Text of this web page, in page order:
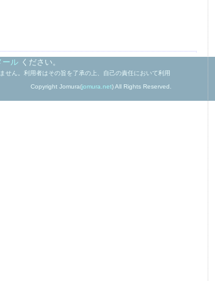
ール ください。
ん。利用者はその旨を了承の上、自己の責任において利用
Copyright Jomura(jomura.net) All Rights Reserved.